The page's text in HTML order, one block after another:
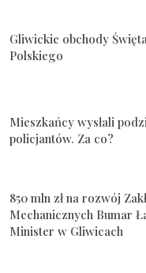
Gliwickie obchody
Polskiego
Mieszkańcy wysłali
policjantów. Za co?
850 mln zł na rozwój
Mechanicznych Bumar
Minister w Gliwicach